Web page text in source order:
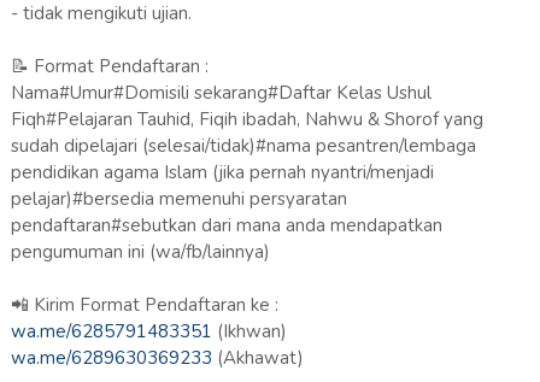
- tidak mengikuti ujian.
📝 Format Pendaftaran :
Nama#Umur#Domisili sekarang#Daftar Kelas Ushul
Fiqh#Pelajaran Tauhid, Fiqih ibadah, Nahwu & Shorof yang
sudah dipelajari (selesai/tidak)#nama pesantren/lembaga
pendidikan agama Islam (jika pernah nyantri/menjadi
pelajar)#bersedia memenuhi persyaratan
pendaftaran#sebutkan dari mana anda mendapatkan
pengumuman ini (wa/fb/lainnya)
📲 Kirim Format Pendaftaran ke :
wa.me/6285791483351 (Ikhwan)
wa.me/6289630369233 (Akhawat)